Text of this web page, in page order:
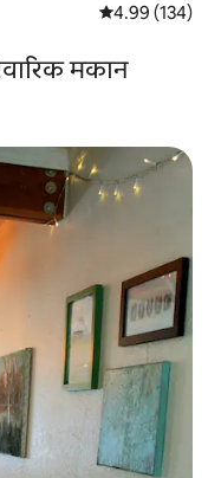
औसत रेटिंग 5 में से
4.99 (134)
मकान